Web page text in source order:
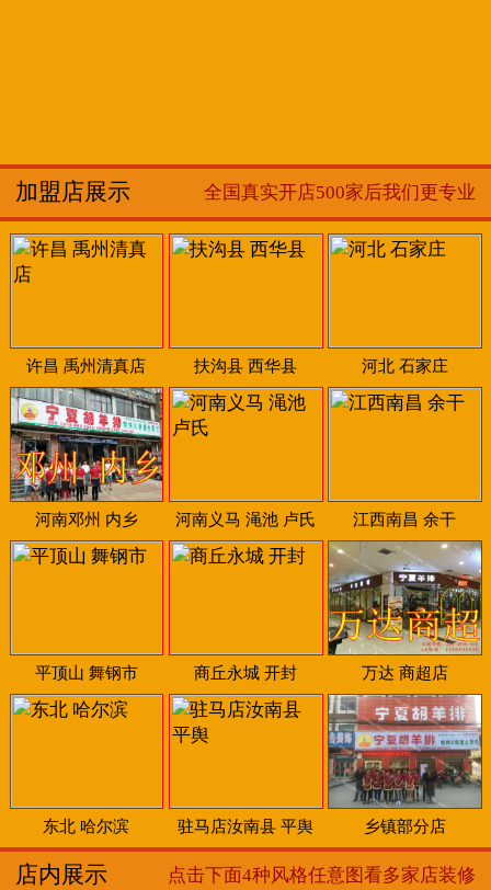
加盟店展示 全国真实开店500家后我们更专业
许昌 禹州清真店 扶沟县 西华县 河北 石家庄
河南邓州 内乡 河南义马 渑池 卢氏 江西南昌 余干
平顶山 舞钢市 商丘永城 开封 万达 商超店
东北 哈尔滨 驻马店汝南县 平舆 乡镇部分店
店内展示 点击下面4种风格任意图看多家店装修